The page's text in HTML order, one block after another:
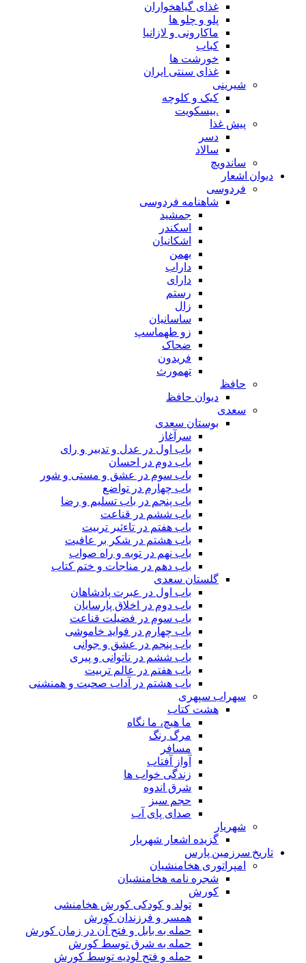
غذای گیاهخواران
پلو و چلو ها
ماکارونی و لازانیا
کباب
خورشت ها
غذای سنتی ایران
شیرینی
کیک و کلوچه
.بیسکویت
پیش غذا
دسر
سالاد
ساندویچ
دیوان اشعار
فردوسی
شاهنامه فردوسی
جمشید
اسکندر
اشکانیان
بهمن
داراب
دارای
رستم
زال
ساسانیان
زو طهماسپ‏
ضحاک
فریدون
تهمورث
حافظ
دیوان حافظ
سعدی
بوستان سعدی
سرآغاز
باب اول در عدل و تدبیر و رای
باب دوم در احسان
باب سوم در عشق و مستی و شور
باب چهارم در تواضع
باب پنجم در باب تسلیم و رضا
باب ششم در قناعت
باب هفتم در تاءثیر تربیت
باب هشتم در شکر بر عافیت
باب نهم در توبه و راه صواب
باب دهم در مناجات و ختم کتاب
گلستان سعدی
باب اول در عبرت پادشاهان
باب دوم در اخلاق پارسایان
باب سوم در فضیلت قناعت
باب چهارم در فواید خاموشى
باب پنجم در عشق و جوانى
باب ششم در ناتوانى و پیرى
باب هفتم در عالم تربیت
باب هشتم در آداب صحبت و همنشنى
سهراب سپهری
هشت کتاب
ما هیچ، ما نگاه
مرگ رنگ
مسافر
آواز آفتاب
زندگی خواب ها
شرق اندوه
حجم سبز
صدای پای آب
شهریار
گزیده اشعار شهریار
تاریخ سرزمین پارس
امپراتوری هخامنشیان
شجره نامه هخامنشیان
کورش
تولد و کودکی کورش هخامنشی
همسر و فرزندان کورش
حمله به بابل و فتح آن در زمان کورش
حمله به شرق توسط کورش
حمله و فتح لودیه توسط کورش